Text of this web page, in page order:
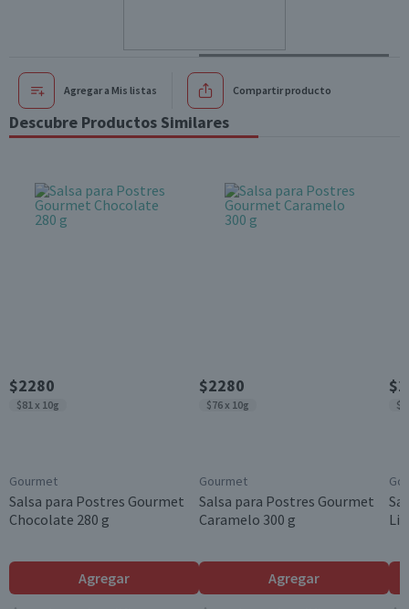
Agregar a Mis listas Compartir producto
Descubre Productos Similares
$2280
$81 x 10g
Gourmet
Salsa para Postres Gourmet
Chocolate 280 g
Agregar
$2280
$76 x 10g
Gourmet
Salsa para Postres Gourmet
Caramelo 300 g
Agregar